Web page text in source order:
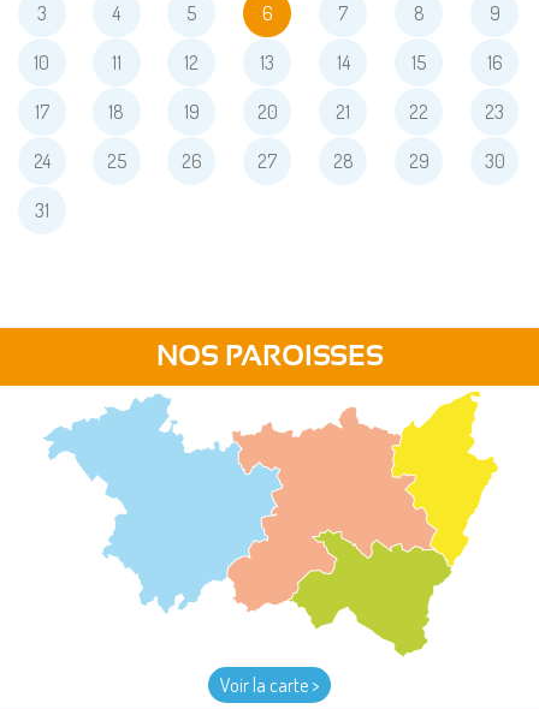
3 4 5 6 7 8 9
10 11 12 13 14 15 16
17 18 19 20 21 22 23
24 25 26 27 28 29 30
31
NOS PAROISSES
Voir la carte >